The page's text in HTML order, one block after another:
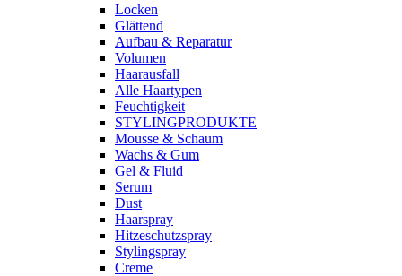
Locken
Glättend
Aufbau & Reparatur
Volumen
Haarausfall
Alle Haartypen
Feuchtigkeit
STYLINGPRODUKTE
Mousse & Schaum
Wachs & Gum
Gel & Fluid
Serum
Dust
Haarspray
Hitzeschutzspray
Stylingspray
Creme